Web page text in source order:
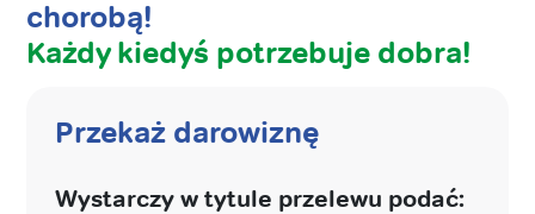
chorobą!
Każdy kiedyś potrzebuje dobra!
Przekaż darowiznę
Wystarczy w tytule przelewu podać: